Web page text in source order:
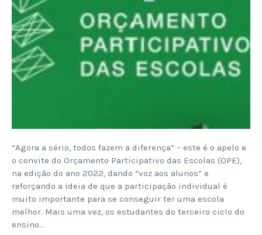
“Agora a sério, todos fazem a diferença” – este é o apelo e
o convite do Orçamento Participativo das Escolas (OPE),
na edição do ano 2022, dando “voz aos alunos” e
reforçando a ideia de que a participação individual é
muito importante para se conseguir ter uma escola
melhor. Mais uma vez, os estudantes do terceiro ciclo do
ensino…